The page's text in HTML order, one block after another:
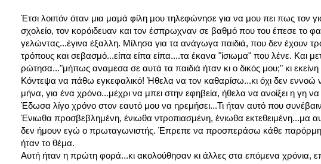
Έτσι λοιπόν όταν μια μαμά φίλη μου τηλεφώνησε για να μου πει πως τον
σχολείο, τον κορόιδευαν και τον έσπρωχναν σε βαθμό που του έπεσε το
γελώντας...έγινα έξαλλη. Μίλησα για τα ανάγωγα παιδιά, που δεν έχουν
τρόπους και σεβασμό...είπα είπα είπα....τα έκανα "ίσιωμα" που λένε. Και
ρώτησα..."μήπως αναμεσα σε αυτά τα παιδιά ήταν κι ο δικός μου;" κι
Κόντεψα να πάθω εγκεφαλικό! Ήθελα να τον καθαρίσω...κι όχι δεν
μήνα, για ένα χρόνο...μέχρι να μπει στην εφηβεία, ήθελα να ανοίξει η γη να
Έδωσα λίγο χρόνο στον εαυτό μου να ηρεμήσει...Τι ήταν αυτό που
Ένιωθα προσβεβλημένη, ένιωθα ντροπιασμένη, ένιωθα εκτεθειμένη...μα
δεν ήμουν εγώ ο πρωταγωνιστής. Έπρεπε να προσπεράσω κάθε
ήταν το θέμα.
Αυτή ήταν η πρώτη φορά...κι ακολούθησαν κι άλλες στα επόμενα χρόνια,